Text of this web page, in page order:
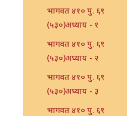
भागवत ४१० पु. ६९
(५३०)अध्याय - १
भागवत ४१० पु. ६९
(५३०)अध्याय - २
भागवत ४१० पु. ६९
(५३०)अध्याय - ३
भागवत ४१० पु. ६९